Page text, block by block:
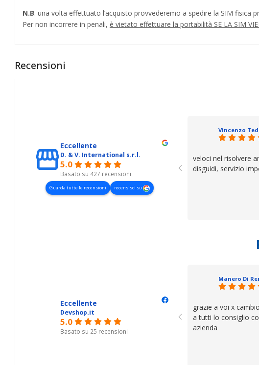
N.B. una volta effettuato l’acquisto provvederemo a spedire la SIM fisica
Per non incorrere in penali, è vietato effettuare la portabilità SE LA SIM
Recensioni
Eccellente
D. & V. International s.r.l.
5.0
Basato su 427 recensioni
Guarda tutte le recensioni recensisci su
Vincenzo
veloci nel risolvere
disguidi, servizio
Eccellente
Devshop.it
5.0
Basato su 25 recensioni
Manero Di
grazie a voi x
a tutti lo consiglio
azienda